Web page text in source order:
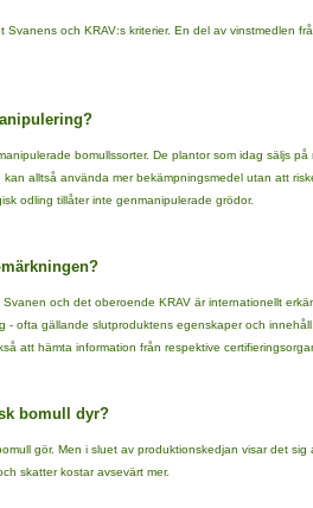
Svanens och KRAV:s kriterier. En del av vinstmedlen
bomullssorter. De plantor som idag säljs
alltså använda mer bekämpningsmedel utan att
odling tillåter inte genmanipulerade grödor.
och det oberoende KRAV är internationellt
- ofta gällande slutproduktens egenskaper och
att hämta information från respektive
bomull dyr?
gör. Men i sluet av produktionskedjan visar det
skatter kostar avsevärt mer.